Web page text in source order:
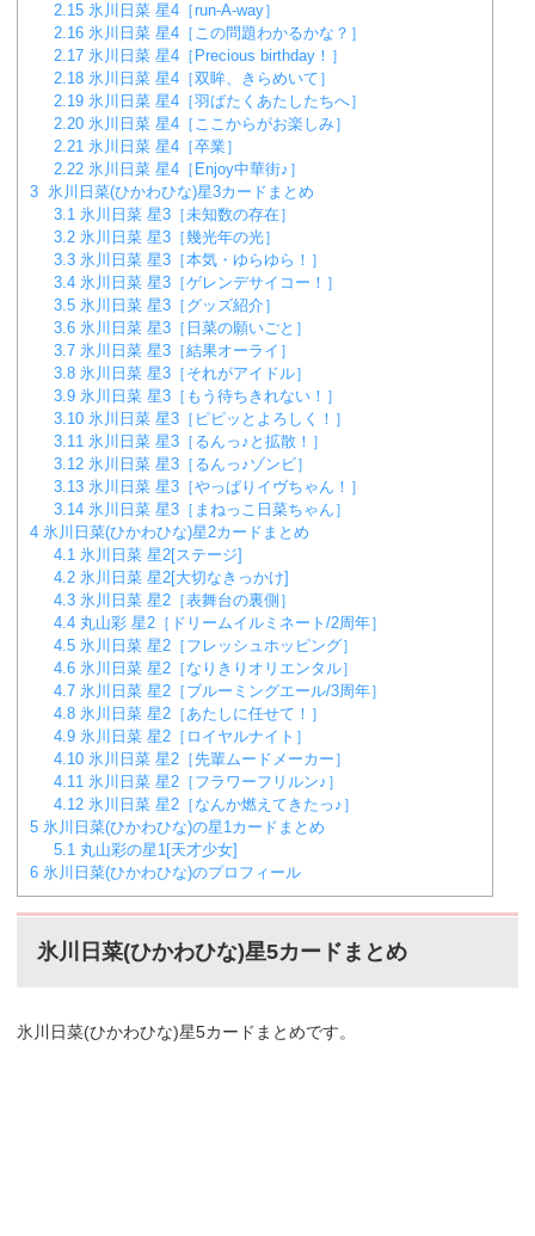
2.15 氷川日菜 星4［run-A-way］
2.16 氷川日菜 星4［この問題わかるかな？］
2.17 氷川日菜 星4［Precious birthday！］
2.18 氷川日菜 星4［双眸、きらめいて］
2.19 氷川日菜 星4［羽ばたくあたしたちへ］
2.20 氷川日菜 星4［ここからがお楽しみ］
2.21 氷川日菜 星4［卒業］
2.22 氷川日菜 星4［Enjoy中華街♪］
3 氷川日菜(ひかわひな)星3カードまとめ
3.1 氷川日菜 星3［未知数の存在］
3.2 氷川日菜 星3［幾光年の光］
3.3 氷川日菜 星3［本気・ゆらゆら！］
3.4 氷川日菜 星3［ゲレンデサイコー！］
3.5 氷川日菜 星3［グッズ紹介］
3.6 氷川日菜 星3［日菜の願いごと］
3.7 氷川日菜 星3［結果オーライ］
3.8 氷川日菜 星3［それがアイドル］
3.9 氷川日菜 星3［もう待ちきれない！］
3.10 氷川日菜 星3［ピピッとよろしく！］
3.11 氷川日菜 星3［るんっ♪と拡散！］
3.12 氷川日菜 星3［るんっ♪ゾンビ］
3.13 氷川日菜 星3［やっぱりイヴちゃん！］
3.14 氷川日菜 星3［まねっこ日菜ちゃん］
4 氷川日菜(ひかわひな)星2カードまとめ
4.1 氷川日菜 星2[ステージ]
4.2 氷川日菜 星2[大切なきっかけ]
4.3 氷川日菜 星2［表舞台の裏側］
4.4 丸山彩 星2［ドリームイルミネート/2周年］
4.5 氷川日菜 星2［フレッシュホッピング］
4.6 氷川日菜 星2［なりきりオリエンタル］
4.7 氷川日菜 星2［ブルーミングエール/3周年］
4.8 氷川日菜 星2［あたしに任せて！］
4.9 氷川日菜 星2［ロイヤルナイト］
4.10 氷川日菜 星2［先輩ムードメーカー］
4.11 氷川日菜 星2［フラワーフリルン♪］
4.12 氷川日菜 星2［なんか燃えてきたっ♪］
5 氷川日菜(ひかわひな)の星1カードまとめ
5.1 丸山彩の星1[天才少女]
6 氷川日菜(ひかわひな)のプロフィール
氷川日菜(ひかわひな)星5カードまとめ
氷川日菜(ひかわひな)星5カードまとめです。